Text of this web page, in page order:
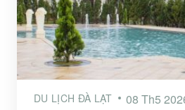
DU LỊCH ĐÀ LẠT 08 Th5